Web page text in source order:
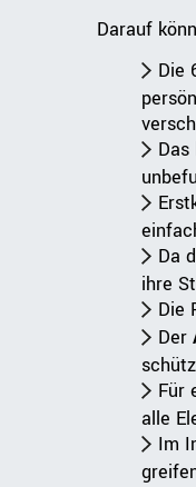
Darauf
Die
Da
ihre
Die
Der
Für
alle
Im